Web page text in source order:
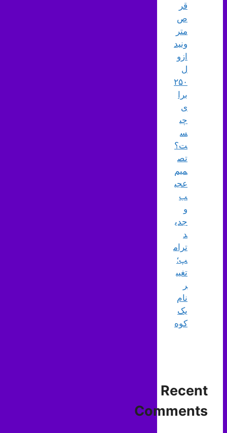
قر
ص
متر
ونید
ازو
ل
۲۵۰
برا
ی
چی
س
ت؟
تص
میم
عجی
ب
جدی
د
ترام
پ؛
تغیی
ر
نام
یک
کوه
Recent
Comments